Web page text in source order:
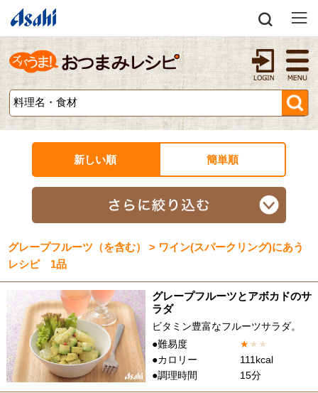
新しい順 簡単順
グレープフルーツ（を含む） > ワイン(スパークリング)にあう
レシピ 1品
グレープフルーツとアボカドのサ
ラダ
ビタミン豊富なフルーツサラダ。
●難易度
★★ ★
●カロリー
111kcal
●調理時間
15分